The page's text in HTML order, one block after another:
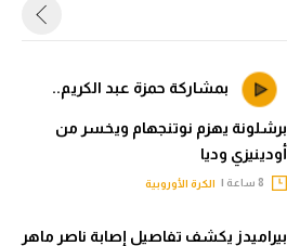
بمشاركة حمزة عبد الكريم..
برشلونة يهزم نوتنجهام ويخسر من
أودينيزي وديا
الكرة الأوروبية
بيراميدز يكشف تفاصيل إصابة ناصر ماهر